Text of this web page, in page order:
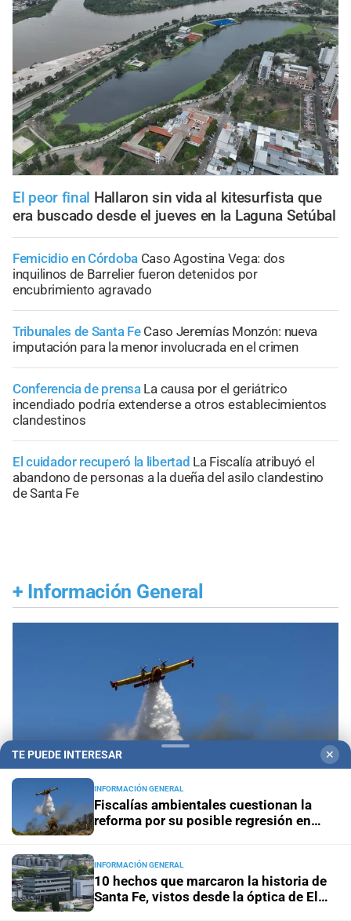
El peor final Hallaron sin vida al kitesurfista que
era buscado desde el jueves en la Laguna Setúbal
Femicidio en Córdoba Caso Agostina Vega: dos
inquilinos de Barrelier fueron detenidos por
encubrimiento agravado
Tribunales de Santa Fe Caso Jeremías Monzón: nueva
imputación para la menor involucrada en el crimen
Conferencia de prensa La causa por el geriátrico
incendiado podría extenderse a otros establecimientos
clandestinos
El cuidador recuperó la libertad La Fiscalía atribuyó el
abandono de personas a la dueña del asilo clandestino
de Santa Fe
+ Información General
Propiedad privada y derechos
ambientales cuestionan la reforma por su posible
regresión en materia ambiental
TE PUEDE INTERESAR ✕
INFORMACIÓN GENERAL
Fiscalías ambientales cuestionan la
reforma por su posible regresión en
INFORMACIÓN GENERAL
10 hechos que marcaron la historia de
Santa Fe, vistos desde la óptica de El